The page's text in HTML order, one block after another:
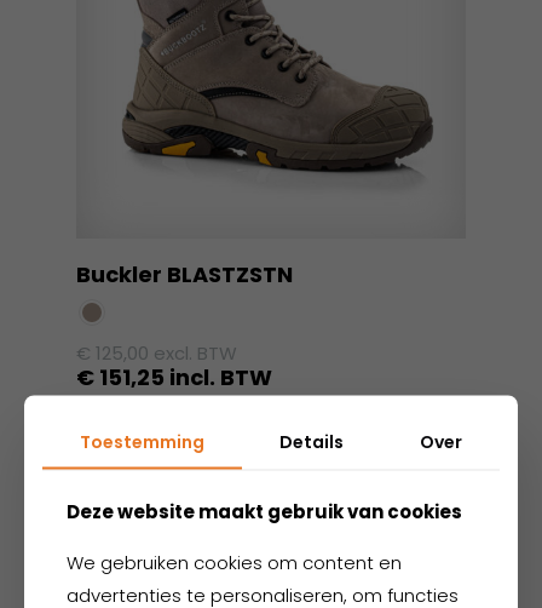
Buckler BLASTZSTN
€ 125,00 excl. BTW
€ 151,25 incl. BTW
product
heeft
meerdere
Deze
optie
Toestemming Details Over
Deze website maakt gebruik van cookies
We gebruiken cookies om content en
advertenties te personaliseren, om functies